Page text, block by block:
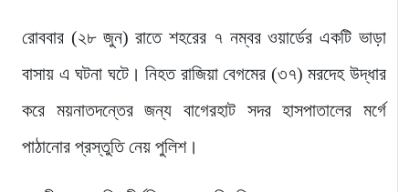
রোববার (২৮ জুন) রাতে শহরের ৭ নম্বর ওয়ার্ডের একটি ভাড়া
বাসায় এ ঘটনা ঘটে। নিহত রাজিয়া বেগমের (৩৭) মরদেহ উদ্ধার
করে ময়নাতদন্তের জন্য বাগেরহাট সদর হাসপাতালের মর্গে
পাঠানোর প্রস্তুতি নেয় পুলিশ।